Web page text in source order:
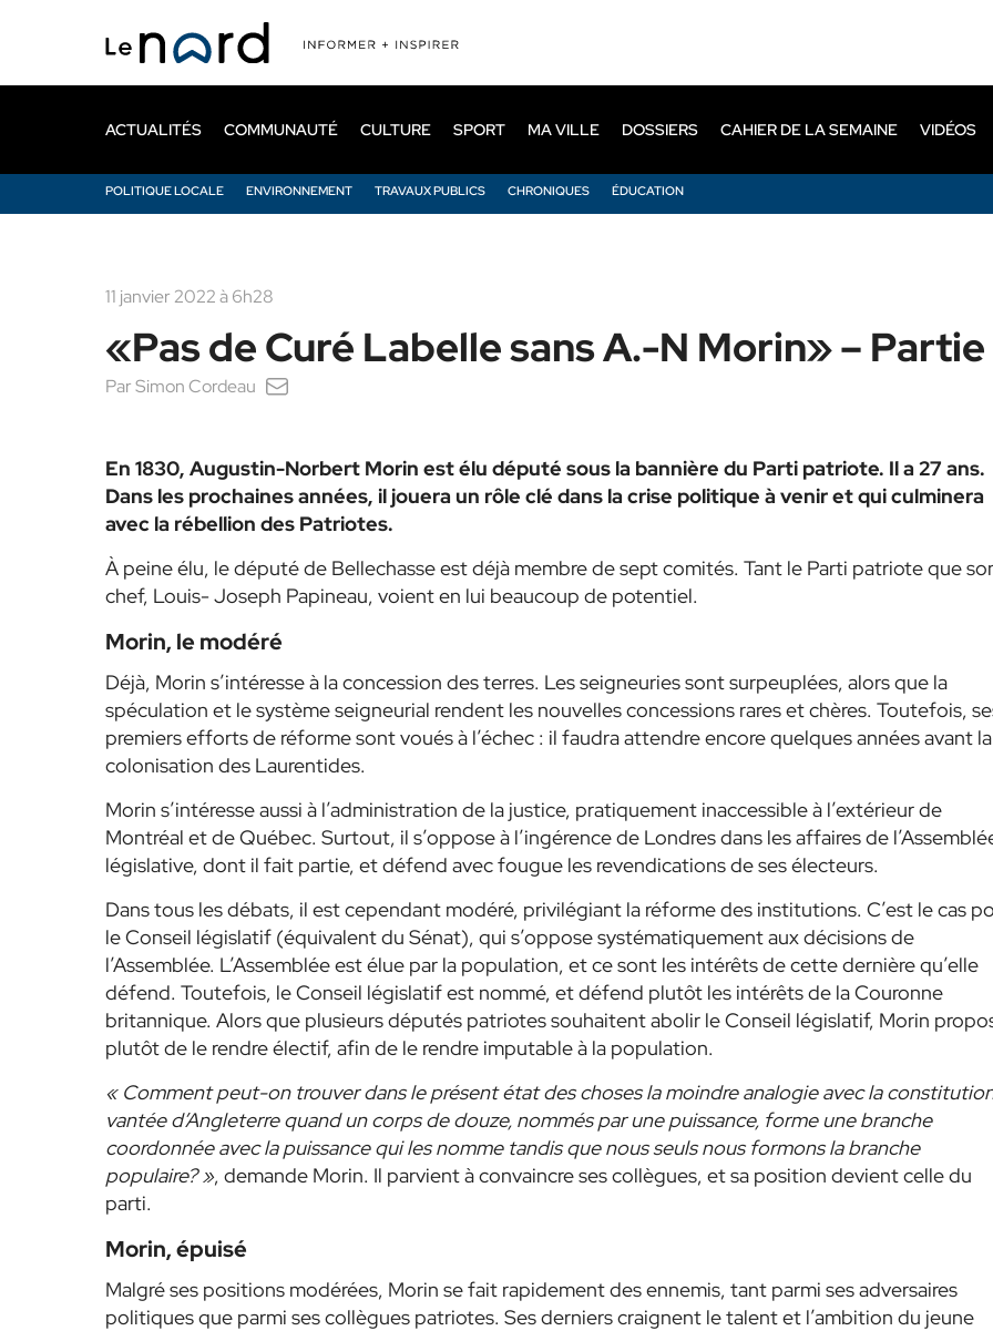
principal
ACTUALITÉS
POLITIQUE LOCALE ENVIRONNEMENT TRAVAUX PUBLICS CHRONIQUES ÉDUCATION
COMMUNAUTÉ CULTURE SPORT MA VILLE DOSSIERS CAHIER DE LA SEMAINE VIDÉOS
11 janvier 2022 à 6h28
«Pas de Curé Labelle sans A.-N Morin» – Partie
ParSimon Cordeau
En 1830, Augustin-Norbert Morin est élu député sous la bannière du Parti patriote. Il a 27 ans.
Dans les prochaines années, il jouera un rôle clé dans la crise politique à venir et qui culminera
avec la rébellion des Patriotes.
À peine élu, le député de Bellechasse est déjà membre de sept comités. Tant le Parti patriote que
chef, Louis- Joseph Papineau, voient en lui beaucoup de potentiel.
Morin, le modéré
Déjà, Morin s’intéresse à la concession des terres. Les seigneuries sont surpeuplées, alors que la
spéculation et le système seigneurial rendent les nouvelles concessions rares et chères. Toutefois,
premiers efforts de réforme sont voués à l’échec : il faudra attendre encore quelques années avant la
colonisation des Laurentides.
Morin s’intéresse aussi à l’administration de la justice, pratiquement inaccessible à l’extérieur de
Montréal et de Québec. Surtout, il s’oppose à l’ingérence de Londres dans les affaires de
législative, dont il fait partie, et défend avec fougue les revendications de ses électeurs.
Dans tous les débats, il est cependant modéré, privilégiant la réforme des institutions. C’est le cas
le Conseil législatif (équivalent du Sénat), qui s’oppose systématiquement aux décisions de
l’Assemblée. L’Assemblée est élue par la population, et ce sont les intérêts de cette dernière qu’elle
défend. Toutefois, le Conseil législatif est nommé, et défend plutôt les intérêts de la Couronne
britannique. Alors que plusieurs députés patriotes souhaitent abolir le Conseil législatif, Morin
plutôt de le rendre électif, afin de le rendre imputable à la population.
« Comment peut-on trouver dans le présent état des choses la moindre analogie avec la
vantée d’Angleterre quand un corps de douze, nommés par une puissance, forme une branche
coordonnée avec la puissance qui les nomme tandis que nous seuls nous formons la branche
populaire? », demande Morin. Il parvient à convaincre ses collègues, et sa position devient celle du
parti.
Morin, épuisé
Malgré ses positions modérées, Morin se fait rapidement des ennemis, tant parmi ses adversaires
politiques que parmi ses collègues patriotes. Ses derniers craignent le talent et l’ambition du jeune